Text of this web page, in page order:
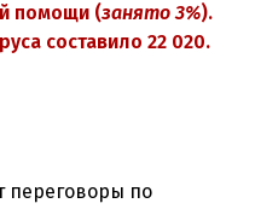
помощи (занято 3%).
составило 22 020.
переговоры по